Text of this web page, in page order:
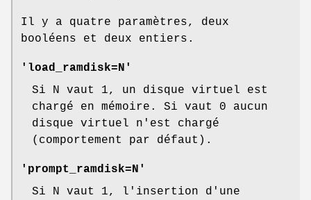
Il y a quatre paramètres, deux
booléens et deux entiers.
'load_ramdisk=N'
Si N vaut 1, un disque virtuel est
chargé en mémoire. Si vaut 0 aucun
disque virtuel n'est chargé
(comportement par défaut).
'prompt_ramdisk=N'
Si N vaut 1, l'insertion d'une